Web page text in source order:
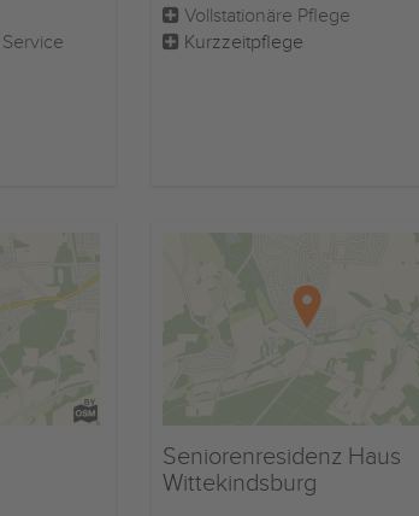
Vollstationäre Pflege
Kurzzeitpflege
Seniorenresidenz Haus
Wittekindsburg